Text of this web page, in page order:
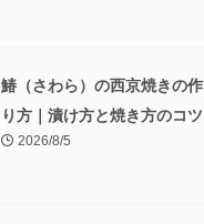
鰆（さわら）の西京焼きの作
り方｜漬け方と焼き方のコツ
2026/8/5